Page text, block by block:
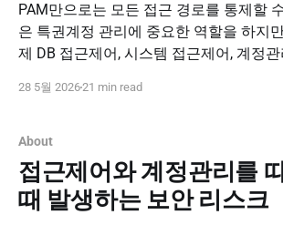
PAM만으로는 모든 접근 경로를 통제할 수 없
은 특권계정 관리에 중요한 역할을 하지
제 DB 접근제어, 시스템 접근제어, 계정관
Unified-IAM으로 특권계정 중심 보안을 넘
28 5월 202621 min read
About
접근제어와 계정관리를
때 발생하는 보안 리스크